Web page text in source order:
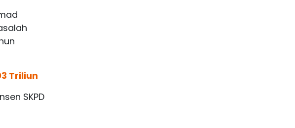
Triliun
SKPD